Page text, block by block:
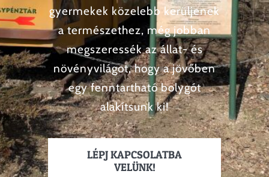
gyermekek közelebb kerüljenek
a természethez, még jobban
megszeressék az állat- és
növényvilágot, hogy a jövőben
egy fenntartható bolygót
alakítsunk ki!
LÉPJ KAPCSOLATBA
VELÜNK!